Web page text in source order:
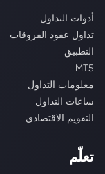
أدوات التداول
تداول عقود الفروقات
التطبيق
MT5
معلومات التداول
ساعات التداول
التقويم الاقتصادي
تعلّم